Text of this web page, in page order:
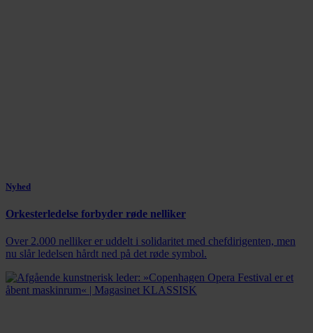
Nyhed
Orkesterledelse forbyder røde nelliker
Over 2.000 nelliker er uddelt i solidaritet med chefdirigenten, men
nu slår ledelsen hårdt ned på det røde symbol.